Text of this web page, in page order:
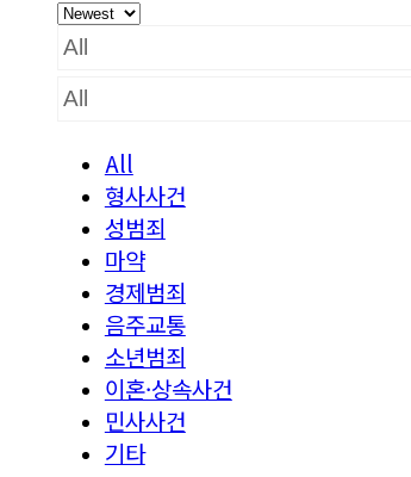
All
형사사건
성범죄
마약
경제범죄
음주교통
소년범죄
이혼·상속사건
민사사건
기타